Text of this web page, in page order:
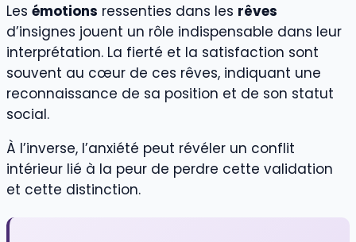
Les émotions ressenties dans les rêves
d’insignes jouent un rôle indispensable dans leur
interprétation. La fierté et la satisfaction sont
souvent au cœur de ces rêves, indiquant une
reconnaissance de sa position et de son statut
social.
À l’inverse, l’anxiété peut révéler un conflit
intérieur lié à la peur de perdre cette validation
et cette distinction.